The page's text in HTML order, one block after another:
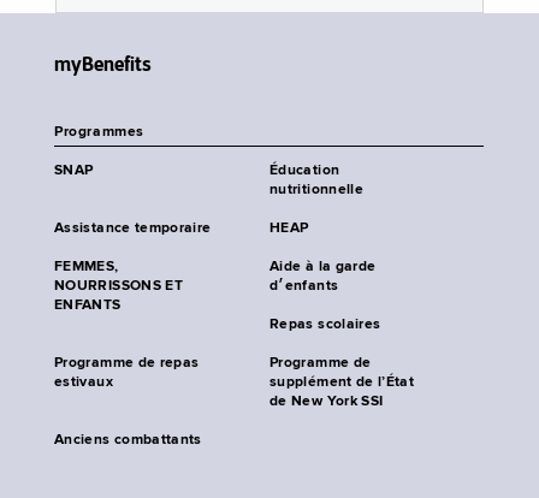
myBenefits
Programmes
SNAP
Éducation
nutritionnelle
Assistance temporaire HEAP
FEMMES,
NOURRISSONS ET
ENFANTS
Aide à la garde
d׳enfants
Repas scolaires
Programme de repas
estivaux
Programme de
supplément de l’État
de New York SSI
Anciens combattants